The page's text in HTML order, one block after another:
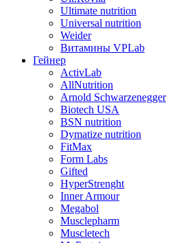
Ultimate nutrition
Universal nutrition
Weider
Витамины VPLab
Гейнер
ActivLab
AllNutrition
Arnold Schwarzenegger
Biotech USA
BSN nutrition
Dymatize nutrition
FitMax
Form Labs
Gifted
HyperStrenght
Inner Armour
Megabol
Musclepharm
Muscletech